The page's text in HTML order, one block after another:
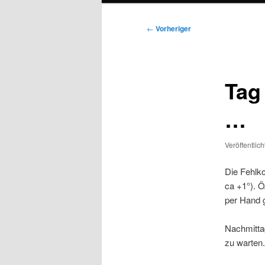
Beitragsnavigation
← Vorheriger
…
Die
ca +1°).
per Hand
zu warten.